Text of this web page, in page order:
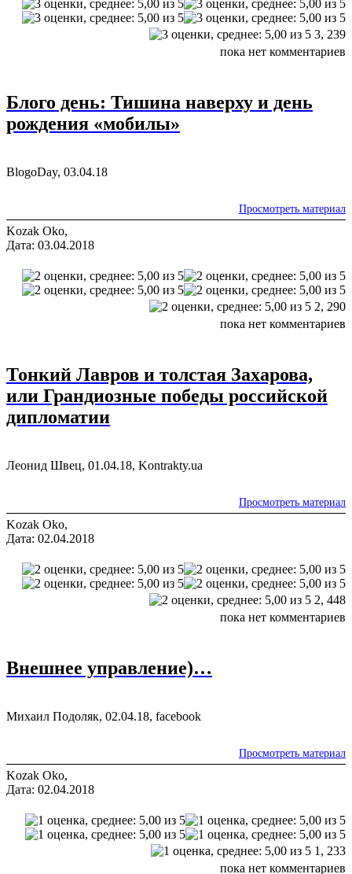
3, 239
пока нет комментариев
Блого день: Тишина наверху и день
рождения «мобилы»
BlogoDay, 03.04.18
Просмотреть материал
Kozak Oko,
Дата: 03.04.2018
2, 290
пока нет комментариев
Тонкий Лавров и толстая Захарова,
или Грандиозные победы российской
дипломатии
Леонид Швец, 01.04.18, Kontrakty.ua
Просмотреть материал
Kozak Oko,
Дата: 02.04.2018
2, 448
пока нет комментариев
Внешнее управление)…
Михаил Подоляк, 02.04.18, facebook
Просмотреть материал
Kozak Oko,
Дата: 02.04.2018
1, 233
пока нет комментариев